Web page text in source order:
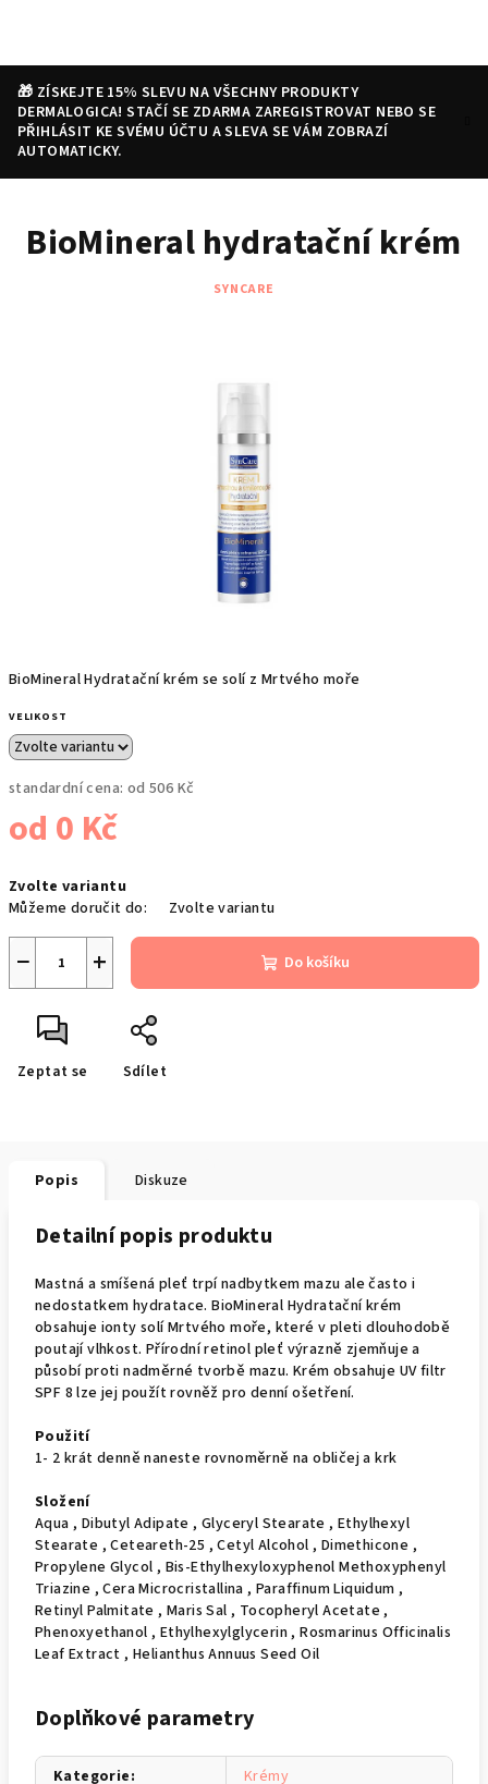
🎁 ZÍSKEJTE 15% SLEVU NA VŠECHNY PRODUKTY
DERMALOGICA! STAČÍ SE ZDARMA ZAREGISTROVAT NEBO SE
PŘIHLÁSIT KE SVÉMU ÚČTU A SLEVA SE VÁM ZOBRAZÍ
AUTOMATICKY.
HledatPřihlášeníNákupní
košík
BioMineral Hydratační krém se solí z Mrtvého moře
VELIKOST
standardní cena: od 506 Kč
od 0 Kč
cena:
Zvolte variantu
Můžeme doručit do:
Zvolte variantu
+
− Do košíku
Zeptat se Sdílet
BioMineral hydratační krém
SYNCARE
Popis Diskuze
Detailní popis produktu
Mastná a smíšená pleť trpí nadbytkem mazu ale často i
nedostatkem hydratace. BioMineral Hydratační krém
obsahuje ionty solí Mrtvého moře, které v pleti dlouhodobě
poutají vlhkost. Přírodní retinol pleť výrazně zjemňuje a
působí proti nadměrné tvorbě mazu. Krém obsahuje UV filtr
SPF 8 lze jej použít rovněž pro denní ošetření.
Použití
1- 2 krát denně naneste rovnoměrně na obličej a krk
Složení
Aqua , Dibutyl Adipate , Glyceryl Stearate , Ethylhexyl
Stearate , Ceteareth-25 , Cetyl Alcohol , Dimethicone ,
Propylene Glycol , Bis-Ethylhexyloxyphenol Methoxyphenyl
Triazine , Cera Microcristallina , Paraffinum Liquidum ,
Retinyl Palmitate , Maris Sal , Tocopheryl Acetate ,
Phenoxyethanol , Ethylhexylglycerin , Rosmarinus Officinalis
Leaf Extract , Helianthus Annuus Seed Oil
Doplňkové parametry
Kategorie:
Krémy